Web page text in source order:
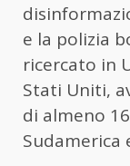
e la polizia
ricercato in
Stati Uniti,
di almeno
Sudamerica